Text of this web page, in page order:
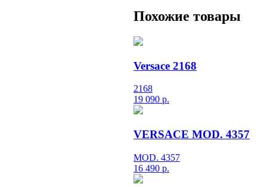
Похожие товары
Versace 2168
2168
19 090 р.
VERSACE MOD. 4357
MOD. 4357
16 490 р.